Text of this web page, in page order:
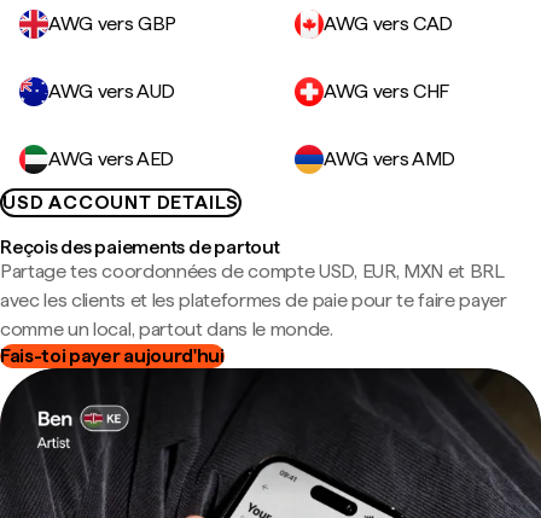
AWG vers GBP AWG vers CAD
AWG vers AUD AWG vers CHF
AWG vers AED
AWG vers AMD
USD ACCOUNT DETAILS
Reçois des paiements de partout
Partage tes coordonnées de compte USD, EUR, MXN et BRL
avec les clients et les plateformes de paie pour te faire payer
comme un local, partout dans le monde.
Fais-toi payer aujourd'hui